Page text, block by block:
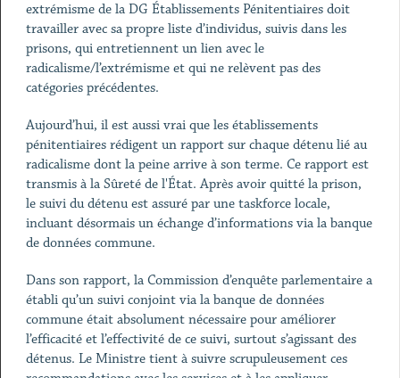
extrémisme de la DG Établissements Pénitentiaires doit
travailler avec sa propre liste d’individus, suivis dans les
prisons, qui entretiennent un lien avec le
radicalisme/l’extrémisme et qui ne relèvent pas des
catégories précédentes.
Aujourd’hui, il est aussi vrai que les établissements
pénitentiaires rédigent un rapport sur chaque détenu lié au
radicalisme dont la peine arrive à son terme. Ce rapport est
transmis à la Sûreté de l'État. Après avoir quitté la prison,
le suivi du détenu est assuré par une taskforce locale,
incluant désormais un échange d’informations via la banque
de données commune.
Dans son rapport, la Commission d’enquête parlementaire a
établi qu’un suivi conjoint via la banque de données
commune était absolument nécessaire pour améliorer
l’efficacité et l’effectivité de ce suivi, surtout s’agissant des
détenus. Le Ministre tient à suivre scrupuleusement ces